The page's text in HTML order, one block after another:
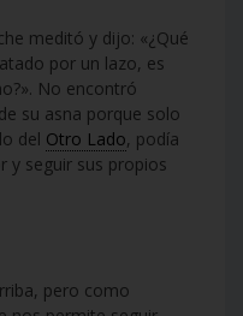
meditó y dijo: «¿Qué
por un lazo, es
No encontró
su asna porque solo
del Otro Lado, podía
y seguir sus propios
pero como